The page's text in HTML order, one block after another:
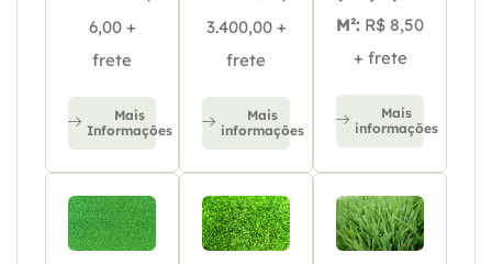
6,00 +
frete
Mais
Informações
3.400,00 +
frete
Mais
informações
M²: R$ 8,50
+ frete
Mais
informações